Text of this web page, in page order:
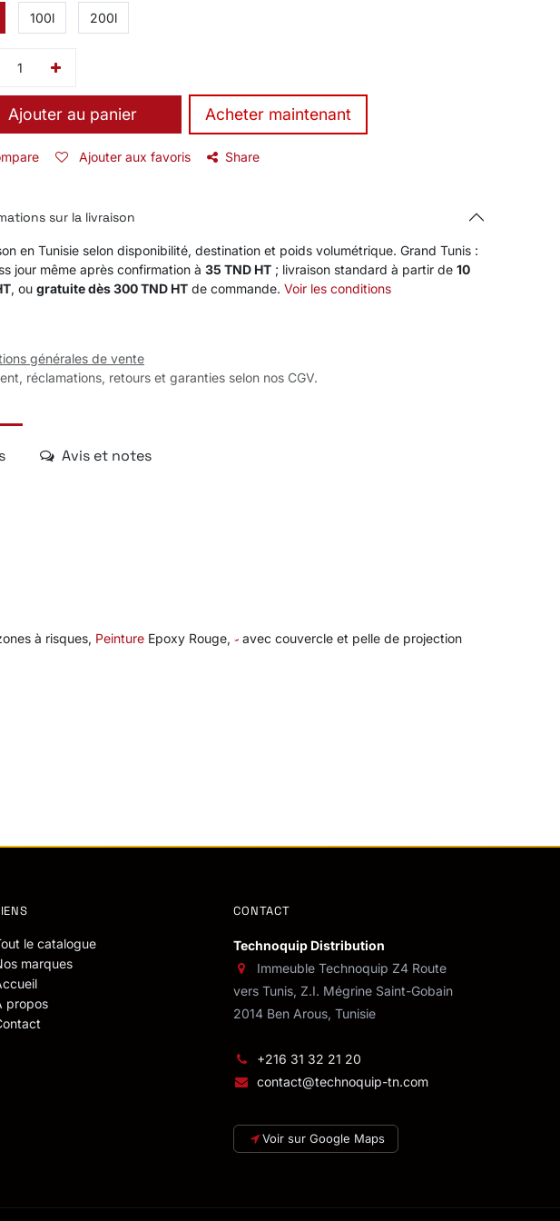
100l 200l
Ajouter au panier ​Acheter maintenant
Ajouter aux favoris Share
sur la livraison
en Tunisie selon disponibilité, destination et poids volumétrique. Grand Tunis :
jour même après confirmation à 35 TND HT ; livraison standard à partir de 10
, ou gratuite dès 300 TND HT de commande. Voir les conditions
générales de vente
réclamations, retours et garanties selon nos CGV.
Avis et notes
à risques, PeintureEpoxy Rouge, avec couvercle et pelle de projection
le catalogue
marques
propos
CONTACT
Technoquip Distribution
Immeuble Technoquip Z4 Route
vers Tunis, Z.I. Mégrine Saint-Gobain
2014 Ben Arous, Tunisie
+216 31 32 21 20
contact@technoquip-tn.com
Voir sur Google Maps